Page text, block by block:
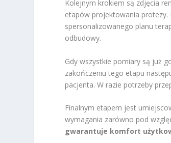
Kolejnym krokiem są zdjęcia
etapów projektowania
spersonalizowanego planu
odbudowy.
Gdy wszystkie pomiary są już
zakończeniu tego etapu
pacjenta. W razie potrzeby
Finalnym etapem jest
wymagania zarówno pod
gwarantuje komfort